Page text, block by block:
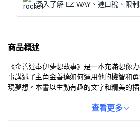
深入了解 EZ WAY、進口稅、限制
商品概述
《金善達奉伊夢想故事》是一本充滿想像
事講述了主角金善達如何運用他的機智和
現夢想。本書以生動有趣的文字和精美的插
個故事，孩子們不僅可以學習到解決問題
查看更多